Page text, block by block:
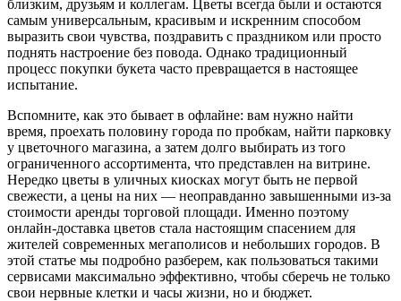
близким, друзьям и коллегам. Цветы всегда были и остаются
самым универсальным, красивым и искренним способом
выразить свои чувства, поздравить с праздником или просто
поднять настроение без повода. Однако традиционный
процесс покупки букета часто превращается в настоящее
испытание.
Вспомните, как это бывает в офлайне: вам нужно найти
время, проехать половину города по пробкам, найти парковку
у цветочного магазина, а затем долго выбирать из того
ограниченного ассортимента, что представлен на витрине.
Нередко цветы в уличных киосках могут быть не первой
свежести, а цены на них — неоправданно завышенными из-за
стоимости аренды торговой площади. Именно поэтому
онлайн-доставка цветов стала настоящим спасением для
жителей современных мегаполисов и небольших городов. В
этой статье мы подробно разберем, как пользоваться такими
сервисами максимально эффективно, чтобы сберечь не только
свои нервные клетки и часы жизни, но и бюджет.